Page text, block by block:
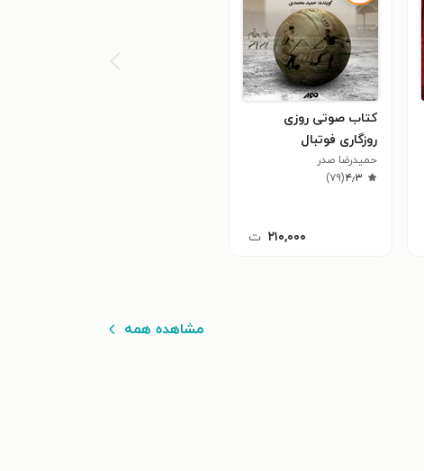
کتاب صوتی روزی
روزگاری فوتبال
حمیدرضا صدر
۴٫۳(۷۹)
۲۱۰,۰۰۰ ت
مشاهده همه